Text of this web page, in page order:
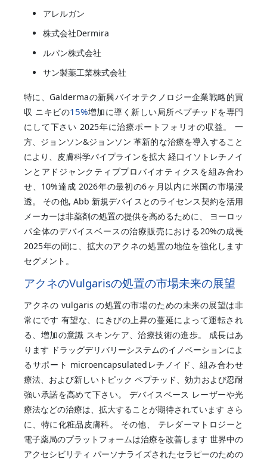
アレルガン
株式会社Dermira
ルパン株式会社
サン製薬工業株式会社
特に、Galdermaの新興バイオテクノロジー企業戦略的買
収 ニキビの15%増加に導く新しい局所ペプチッドを専門
にして下さい 2025年に治療ポートフォリオの収益。 一
方、ジョンソン&ジョンソン 革新的な治療を導入すること
により、皮膚科学パイプラインを拡大 経口イソトレチノイ
ンとアドジャンクティブプロバイオティクスを組み合わ
せ、10%達成 2026年の最初の6ヶ月以内に米国の市場浸
透。 その他, Abb 新規デバイスとのライセンス契約を活用
メーカーは非薬剤の処置の提供を高めるために、 ヨーロッ
パ全体のデバイスベースの治療販売における20%の成長
2025年の間に、拡大のアクネの処置の地位を強化します
セグメント。
アクネのVulgarisの処置の市場未来の展望
アクネの vulgaris の処置の市場のための未来の展望は非
常にです 有望な、にきびの上昇の蔓延によって運転され
る、増加の意識 スキンケア、治療技術の進歩。 成長はあ
ります ドラッグデリバリーシステムのイノベーションによ
るサポート microencapsulatedレチノイド、組み合わせ
療法、および新しいトピック ペプチッド、効力および忍耐
強い承諾を高めて下さい。 デバイスベース レーザーや光
療法などの治療は、拡大することが期待されています さら
に、特に化粧品皮膚科。 その他、 テレダーマトロジーと
電子薬局のプラットフォームは治療を改善します 世界中の
アクセシビリティ パーソナライズされたセラピーのための